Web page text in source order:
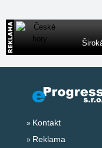
Kontakt
Reklama